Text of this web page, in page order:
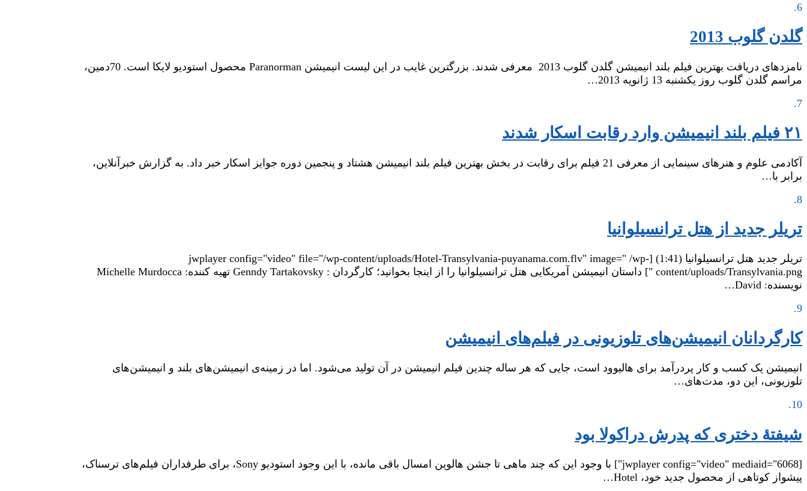
6.
گلدن گلوب 2013
نامزدهای دریافت بهترین فیلم بلند انیمیشن گلدن گلوب 2013 معرفی شدند. بزرگترین غایب در این لیست انیمیشن Paranorman محصول استودیو لایکا است. 70دمین،
مراسم گلدن گلوب روز یکشنبه 13 ژانویه 2013…
7.
۲۱ فیلم بلند انیمیشن وارد رقابت اسکار شدند
آکادمی علوم و هنرهای سینمایی از معرفی 21 فیلم برای رقابت در بخش بهترین فیلم بلند انیمیشن هشتاد و پنجمین دوره جوایز اسکار خبر داد. به گزارش خبرآنلاین،
برابر با…
8.
تریلر جدید از هتل ترانسیلوانیا
تریلر جدید هتل ترانسیلوانیا (1:41) [jwplayer config="video" file="/wp-content/uploads/Hotel-Transylvania-puyanama.com.flv" image=" /wp-
content/uploads/Transylvania.png "] داستان انیمیشن آمریکایی هتل ترانسیلوانیا را از اینجا بخوانید؛ کارگردان : Genndy Tartakovsky تهیه کننده: Michelle Murdocca
نویسنده: David…
9.
کارگردانان انیمیشن‌های تلوزیونی در فیلم‌های انیمیشن
انیمیشن یک کسب و کار پردرآمد برای هالیوود است، جایی که هر ساله چندین فیلم انیمیشن در آن تولید می‌شود. اما در زمینه‌ی انیمیشن‌های بلند و انیمیشن‌های
تلوزیونی، این دو، مدت‌های…
10.
شیفتهٔ دختری که پدرش دراکولا بود
[jwplayer config="video" mediaid="6068"] با وجود این که چند ماهی‌ تا جشن هالوین امسال باقی‌ مانده، با این وجود استودیو Sony، برای طرفداران فیلم‌های ترسناک،
پیشواز کوتاهی‌ از محصول جدید خود، Hotel…